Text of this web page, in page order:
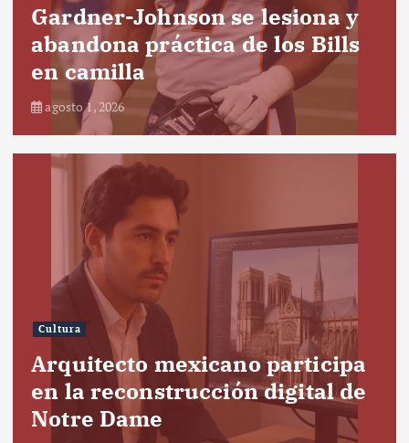
Gardner-Johnson se lesiona y
abandona práctica de los Bills
en camilla
agosto 1, 2026
Cultura
Arquitecto mexicano participa
en la reconstrucción digital de
Notre Dame